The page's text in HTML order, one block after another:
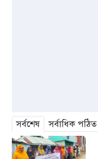
সর্বশেষ সর্বাধিক পঠিত